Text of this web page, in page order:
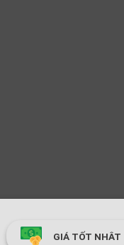
GIÁ TỐT NHÂT